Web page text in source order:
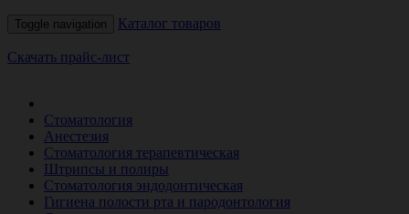
Toggle navigation Каталог товаров
Скачать прайс-лист
Стоматология
Анестезия
Стоматология терапевтическая
Штрипсы и полиры
Стоматология эндодонтическая
Гигиена полости рта и пародонтология